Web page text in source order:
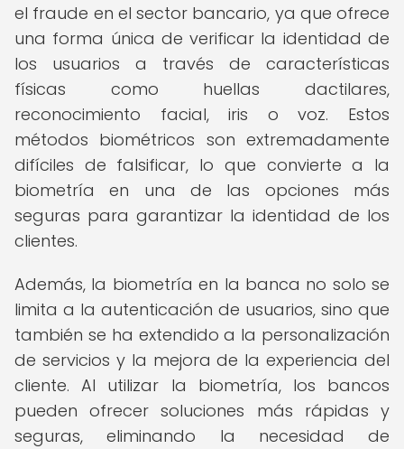
el fraude en el sector bancario, ya que ofrece
una forma única de verificar la identidad de
los usuarios a través de características
físicas como huellas dactilares,
reconocimiento facial, iris o voz. Estos
métodos biométricos son extremadamente
difíciles de falsificar, lo que convierte a la
biometría en una de las opciones más
seguras para garantizar la identidad de los
clientes.
Además, la biometría en la banca no solo se
limita a la autenticación de usuarios, sino que
también se ha extendido a la personalización
de servicios y la mejora de la experiencia del
cliente. Al utilizar la biometría, los bancos
pueden ofrecer soluciones más rápidas y
seguras, eliminando la necesidad de